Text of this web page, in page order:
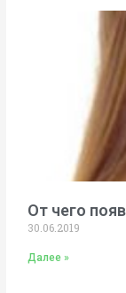
От чего
30.06.2019
Далее »